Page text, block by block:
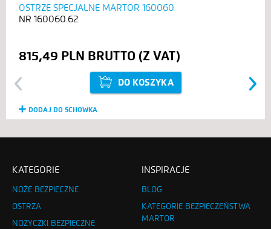
Previous
OSTRZE SPECJALNE MARTOR 160060
160060.62
815,49 PLN
DO KOSZYKA
DODAJ DO SCHOWKA
Next
KATEGORIE
NOŻE BEZPIECZNE
OSTRZA
NOŻYCZKI BEZPIECZNE
INSPIRACJE
BLOG
KATEGORIE BEZPIECZEŃSTWA
MARTOR